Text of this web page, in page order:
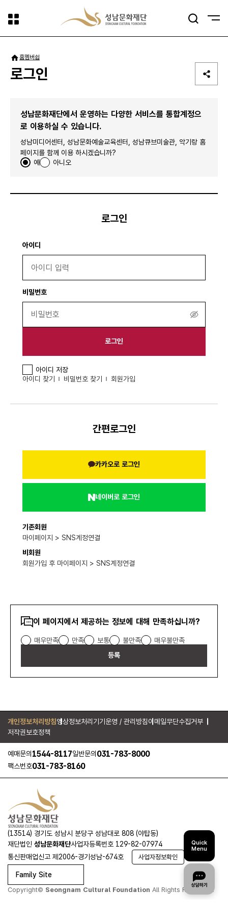
검색
홈멤버쉽
로그인
성남문화재단에서 운영하는 다양한 서비스를 통합계정으
로 이용하실 수 있습니다.
성남미디어센터, 성남문화예술교육센터, 성남큐브미술관, 악기랑 홈
페이지를 함께 이용 하시겠습니까?
예
아니오
로그인
아이디
비밀번호
비
밀
로그인
아이디 저장
아이디 찾기
비밀번호 찾기 회원가입
간편로그인
카카오로 로그인
네이버로 로그인
기존회원
마이페이지 > SNS계정연결
비회원
회원가입 후 마이페이지 > SNS계정연결
콘텐츠
조사
이 페이지에서 제공하는 정보에 대해 만족하십니까?
매우만족 만족 보통 불만족
매우불만족
등록
Quick
Menu
개인정보처리방침영상정보처리기기운영 / 관리방침이메일무단수집거부
저작권보호정책
예매문의 1544-8117일반문의 031-783-8000
팩스번호031-783-8160
(13514) 경기도 성남시 분당구 성남대로 808 (야탑동)
재단법인 성남문화재단사업자등록번호 129-82-07974
통신판매업신고 제2006-경기성남-674호
사업자정보확인
Family Site
Copyright© Seongnam Cultural Foundation All Rights Reserved.